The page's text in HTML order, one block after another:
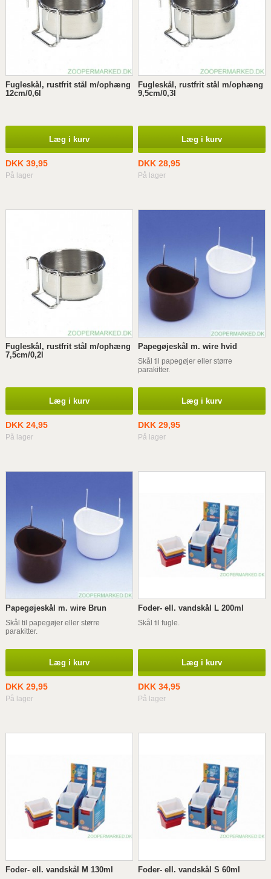
Fugleskål, rustfrit stål m/ophæng
12cm/0,6l
Læg i kurv
DKK 39,95
På lager
Fugleskål, rustfrit stål m/ophæng
9,5cm/0,3l
Læg i kurv
DKK 28,95
På lager
Fugleskål, rustfrit stål m/ophæng
7,5cm/0,2l
Læg i kurv
DKK 24,95
På lager
Papegøjeskål m. wire hvid
Skål til papegøjer eller større
parakitter.
Læg i kurv
DKK 29,95
På lager
Papegøjeskål m. wire Brun
Skål til papegøjer eller større
parakitter.
Læg i kurv
DKK 29,95
På lager
Foder- ell. vandskål L 200ml
Skål til fugle.
Læg i kurv
DKK 34,95
På lager
Foder- ell. vandskål M 130ml Foder- ell. vandskål S 60ml